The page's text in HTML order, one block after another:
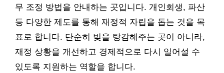
무 조정 방법을 안내하는 곳입니다. 개인회생, 파산
등 다양한 제도를 통해 재정적 자립을 돕는 것을 목
표로 합니다. 단순히 빚을 탕감해주는 곳이 아니라,
재정 상황을 개선하고 경제적으로 다시 일어설 수
있도록 지원하는 역할을 합니다.